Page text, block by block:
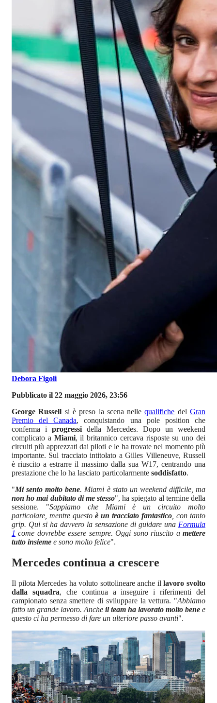
Debora Figoli
Pubblicato il 22 maggio 2026, 23:56
George Russell si è preso la scena nellequalifiche delGran
Premio del Canada, conquistando una pole position che
conferma iprogressi della Mercedes. Dopo un weekend
complicato a Miami, il britannico cercava risposte su uno dei
circuiti più apprezzati dai piloti e le ha trovate nel momento più
importante. Sul tracciato intitolato a Gilles Villeneuve, Russell
è riuscito a estrarre il massimo dalla sua W17, centrando una
prestazione che lo ha lasciato particolarmente soddisfatto.
"Mi sento molto bene. Miami è stato un weekend difficile, ma
non ho mai dubitato di me stesso", ha spiegato al termine della
sessione. "Sappiamo che Miami è un circuito molto
particolare, mentre questo è un tracciato fantastico , con tanto
grip. Qui si ha davvero la sensazione di guidare una Formula
1 come dovrebbe essere sempre. Oggi sono riuscito a mettere
tutto insieme e sono molto felice".
Mercedes continua a crescere
Il pilota Mercedes ha voluto sottolineare anche illavoro svolto
dalla squadra, che continua a inseguire i riferimenti del
campionato senza smettere di sviluppare la vettura. "Abbiamo
fatto un grande lavoro. Anche il team ha lavorato molto bene e
questo ci ha permesso di fare un ulteriore passo avanti".